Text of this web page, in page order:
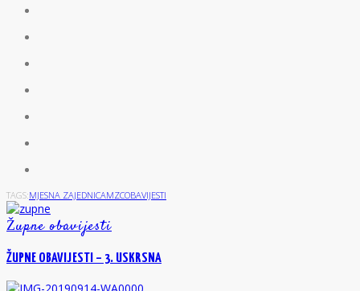
TAGS:MJESNA ZAJEDNICAMZCOBAVIJESTI
Župne obavijesti
ŽUPNE OBAVIJESTI – 3. USKRSNA